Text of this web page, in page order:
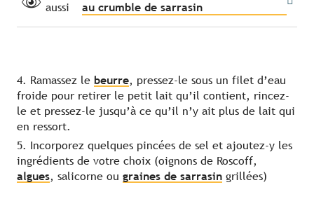
aussi
au crumble de sarrasin
4. Ramassez le beurre, pressez-le sous un filet d’eau
froide pour retirer le petit lait qu’il contient, rincez-
le et pressez-le jusqu’à ce qu’il n’y ait plus de lait qui
en ressort.
5. Incorporez quelques pincées de sel et ajoutez-y les
ingrédients de votre choix (oignons de Roscoff,
algues, salicorne ou graines de sarrasin grillées)